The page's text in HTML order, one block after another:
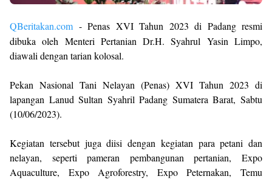
QBeritakan.com - Penas XVI Tahun 2023 di Padang resmi
dibuka oleh Menteri Pertanian Dr.H. Syahrul Yasin Limpo,
diawali dengan tarian kolosal.
Pekan Nasional Tani Nelayan (Penas) XVI Tahun 2023 di
lapangan Lanud Sultan Syahril Padang Sumatera Barat, Sabtu
(10/06/2023).
Kegiatan tersebut juga diisi dengan kegiatan para petani dan
nelayan, seperti pameran pembangunan pertanian, Expo
Aquaculture, Expo Agroforestry, Expo Peternakan, Temu